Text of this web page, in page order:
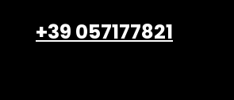
+39 057177821